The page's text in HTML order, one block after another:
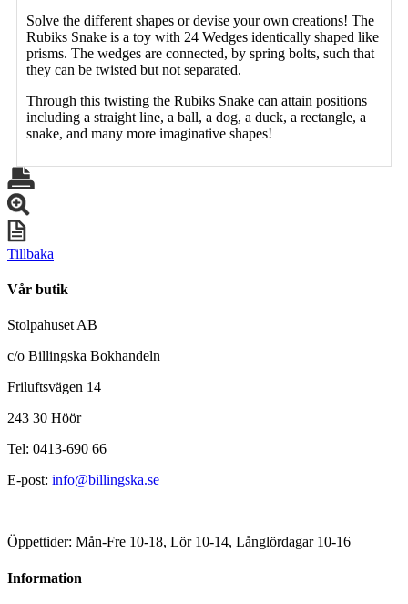
Solve the different shapes or devise your own creations! The
Rubiks Snake is a toy with 24 Wedges identically shaped like
prisms. The wedges are connected, by spring bolts, such that
they can be twisted but not separated.
Through this twisting the Rubiks Snake can attain positions
including a straight line, a ball, a dog, a duck, a rectangle, a
snake, and many more imaginative shapes!
Tillbaka
Vår butik
Stolpahuset AB
c/o Billingska Bokhandeln
Friluftsvägen 14
243 30 Höör
Tel: 0413-690 66
E-post: info@billingska.se
Öppettider: Mån-Fre 10-18, Lör 10-14, Långlördagar 10-16
Information